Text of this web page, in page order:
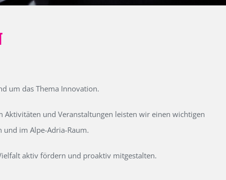
um das Thema Innovation.
und Veranstaltungen leisten wir einen wichtigen
im Alpe-Adria-Raum.
aktiv fördern und proaktiv mitgestalten.